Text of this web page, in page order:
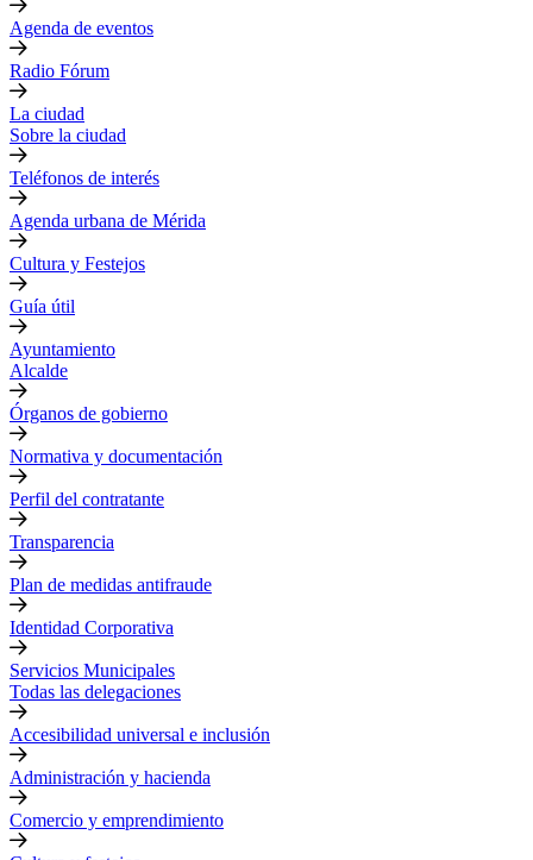
Agenda de eventos
Radio Fórum
La ciudad
Sobre la ciudad
Teléfonos de interés
Agenda urbana de Mérida
Cultura y Festejos
Guía útil
Ayuntamiento
Alcalde
Órganos de gobierno
Normativa y documentación
Perfil del contratante
Transparencia
Plan de medidas antifraude
Identidad Corporativa
Servicios Municipales
Todas las delegaciones
Accesibilidad universal e inclusión
Administración y hacienda
Comercio y emprendimiento